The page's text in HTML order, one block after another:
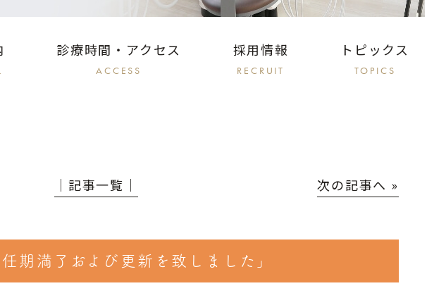
診療時間・アクセス
ACCESS
採用情報
RECRUIT
トピックス
TOPICS
│記事一覧│ 次の記事へ »
期満了および更新を致しました」